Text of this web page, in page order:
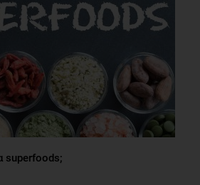
superfoods;